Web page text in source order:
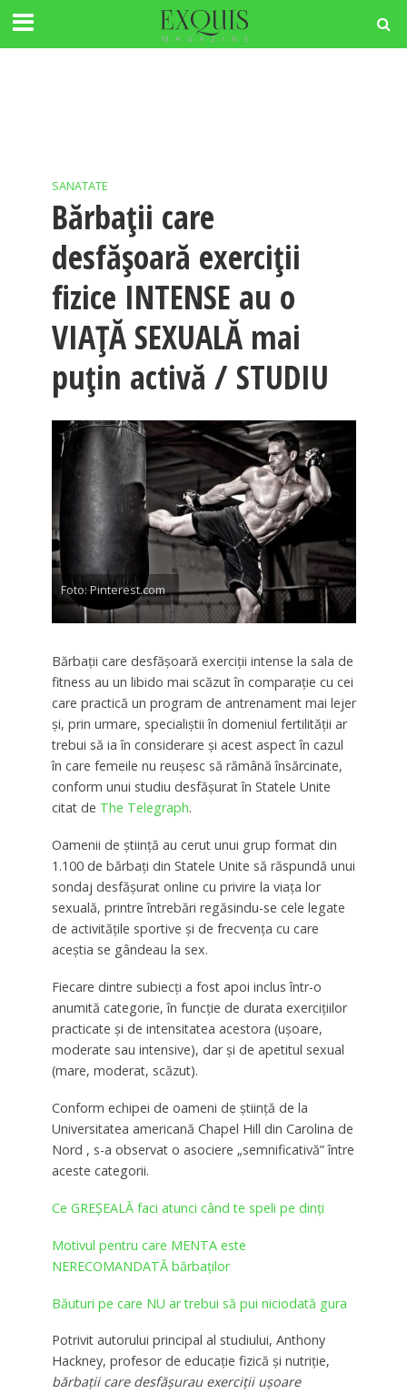
SANATATE
Bărbații care
desfășoară exerciții
fizice INTENSE au o
VIAȚĂ SEXUALĂ mai
puțin activă / STUDIU
Foto: Pinterest.com
Bărbații care desfășoară exerciții intense la sala de
fitness au un libido mai scăzut în comparație cu cei
care practică un program de antrenament mai lejer
și, prin urmare, specialiștii în domeniul fertilității ar
trebui să ia în considerare și acest aspect în cazul
în care femeile nu reușesc să rămână însărcinate,
conform unui studiu desfășurat în Statele Unite
citat de The Telegraph.
Oamenii de știință au cerut unui grup format din
1.100 de bărbați din Statele Unite să răspundă unui
sondaj desfășurat online cu privire la viața lor
sexuală, printre întrebări regăsindu-se cele legate
de activitățile sportive și de frecvența cu care
aceștia se gândeau la sex.
Fiecare dintre subiecți a fost apoi inclus într-o
anumită categorie, în funcție de durata exercițiilor
practicate și de intensitatea acestora (ușoare,
moderate sau intensive), dar și de apetitul sexual
(mare, moderat, scăzut).
Conform echipei de oameni de știință de la
Universitatea americană Chapel Hill din Carolina de
Nord , s-a observat o asociere „semnificativă” între
aceste categorii.
Ce GREȘEALĂ faci atunci când te speli pe dinţi
Motivul pentru care MENTA este
NERECOMANDATĂ bărbaților
Băuturi pe care NU ar trebui să pui niciodată gura
Potrivit autorului principal al studiului, Anthony
Hackney, profesor de educație fizică și nutriție,
bărbații care desfășurau exerciții ușoare